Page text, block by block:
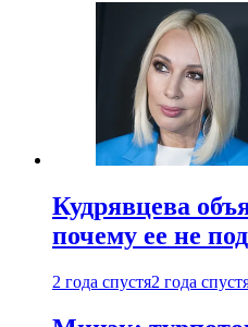
Кудрявцева
почему ее не
2 года спустя2 года